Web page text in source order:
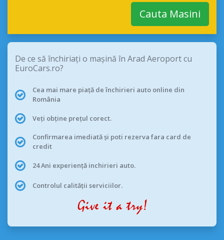
Cauta Masini
De ce să închiriați o mașină în Arad Aeroport cu
EuroCars.ro?
Cea mai mare piață de închirieri auto online din
România
Veți obține prețul corect.
Confirmarea imediată și poti rezerva fara card de
credit
24 Ani experiență inchirieri auto.
Controlul calității serviciilor.